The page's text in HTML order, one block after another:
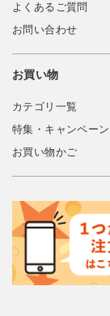
よくあるご質問
お問い合わせ
お買い物
カテゴリ一覧
特集・キャンペーン
お買い物かご